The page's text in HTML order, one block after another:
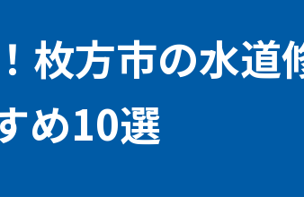
枚方市の水道
め10選